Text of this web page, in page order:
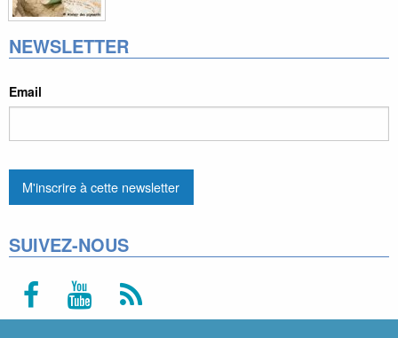
NEWSLETTER
Email
SUIVEZ-NOUS